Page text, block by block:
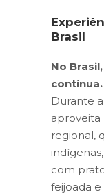
Brasil
No
contínua.
Durante
aproveita
regional,
com
feijoada